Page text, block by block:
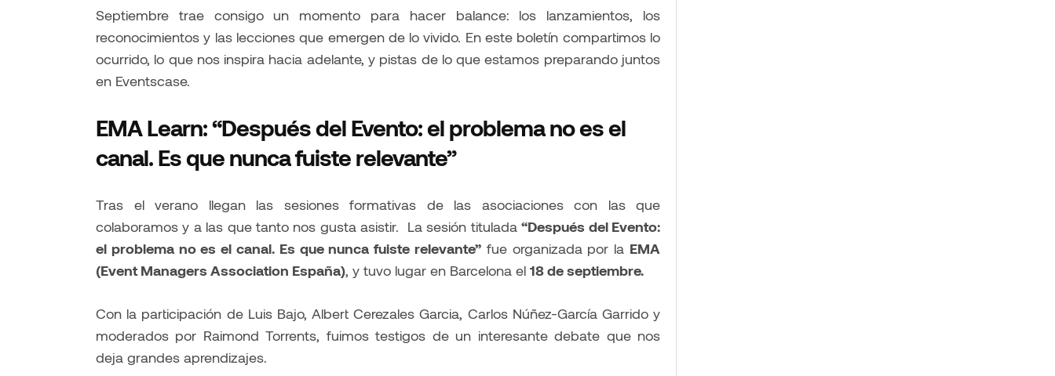
Septiembre trae consigo un momento para hacer balance: los lanzamientos, los
reconocimientos y las lecciones que emergen de lo vivido. En este boletín compartimos lo
ocurrido, lo que nos inspira hacia adelante, y pistas de lo que estamos preparando juntos
en Eventscase.
EMA Learn: “Después del Evento: el problema no es el
canal. Es que nunca fuiste relevante”
Tras el verano llegan las sesiones formativas de las asociaciones con las que
colaboramos y a las que tanto nos gusta asistir. La sesión titulada“Después del Evento:
el problema no es el canal. Es que nunca fuiste relevante” fue organizada por la EMA
(Event Managers Association España), y tuvo lugar en Barcelona el 18 de septiembre.
Con la participación de Luis Bajo, Albert Cerezales Garcia, Carlos Núñez-García Garrido y
moderados por Raimond Torrents, fuimos testigos de un interesante debate que nos
deja grandes aprendizajes.